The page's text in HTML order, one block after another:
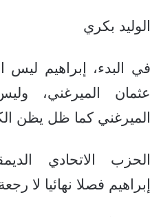
الوليد بكري
في البدء، إبراهيم ليس
عثمان الميرغني،
الميرغني كما ظل يظن
الحزب الاتحادي
إبراهيم فصلا نهائيا لا